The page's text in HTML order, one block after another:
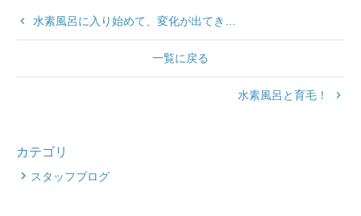
keyboard_arrow_left 水素風呂に入り始めて、変化が出てき…
一覧に戻る
水素風呂と育毛！ keyboard_arrow_right
カテゴリ
スタッフブログ